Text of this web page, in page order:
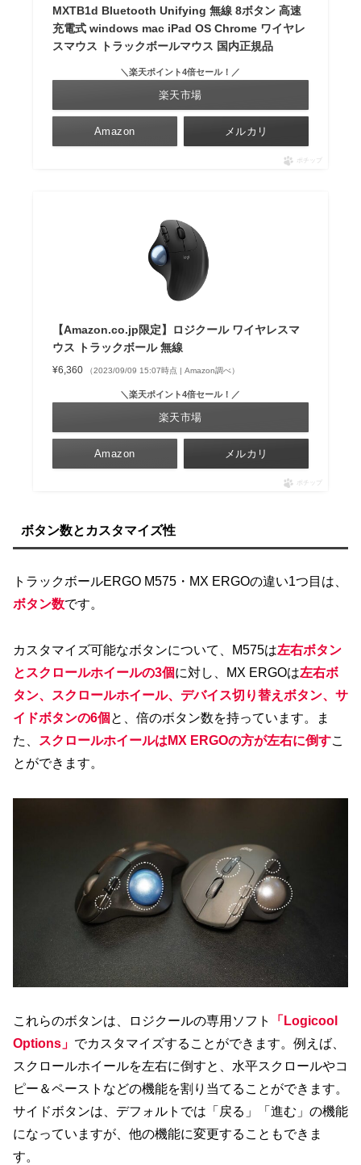
MXTB1d Bluetooth Unifying 無線 8ボタン 高速
充電式 windows mac iPad OS Chrome ワイヤレ
スマウス トラックボールマウス 国内正規品
Amazon
＼楽天ポイント4倍セール！／
楽天市場
メルカリ
ポチップ
【Amazon.co.jp限定】ロジクール ワイヤレスマ
ウス トラックボール 無線
¥6,360 （2023/09/09 15:07時点 | Amazon調べ）
Amazon
＼楽天ポイント4倍セール！／
楽天市場
メルカリ
ポチップ
ボタン数とカスタマイズ性
トラックボールERGO M575・MX ERGOの違い1つ目は、
ボタン数です。
カスタマイズ可能なボタンについて、M575は左右ボタン
とスクロールホイールの3個に対し、MX ERGOは左右ボ
タン、スクロールホイール、デバイス切り替えボタン、サ
イドボタンの6個 と、倍のボタン数を持っています。ま
た、
スクロールホイールはMX ERGOの方が左右に倒すこ
とができます。
これらのボタンは、ロジクールの専用ソフト
「Logicool
Options」 でカスタマイズすることができます。例えば、
スクロールホイールを左右に倒すと、水平スクロールやコ
ピー＆ペーストなどの機能を割り当てることができます。
サイドボタンは、デフォルトでは「戻る」「進む」の機能
になっていますが、他の機能に変更することもできま
す。